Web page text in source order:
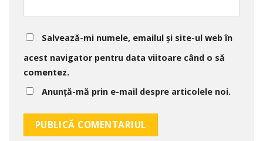
Salvează-mi numele, emailul și site-ul web în
acest navigator pentru data viitoare când o să
comentez.
Anunță-mă prin e-mail despre articolele noi.